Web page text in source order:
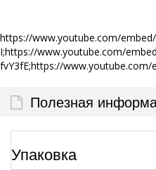
https://www.youtube.com/
I;https://www.youtube.com/
fvY3fE;https://www.youtube.com/
Полезная
Упаковка